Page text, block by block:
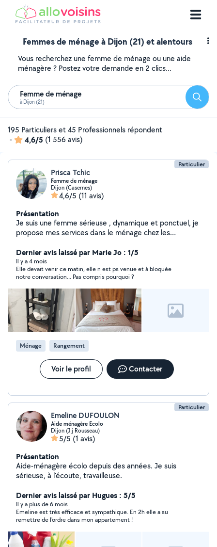
Femmes de ménage à Dijon (21) et alentours
Vous recherchez une femme de ménage ou une aide
ménagère ? Postez votre demande en 2 clics...
Femme de ménage
à Dijon (21)
195 Particuliers et 45 Professionnels répondent
-
4,6/5 (1 556 avis)
Particulier
Prisca Tchic
Femme de ménage
Dijon (Casernes)
4,6/5 (11 avis)
Présentation
Je suis une femme sérieuse , dynamique et ponctuel, je
propose mes services dans le ménage chez les
jours à l'écoute de vos besoins, n'hésitez pas à me
contacter si besoin, je saurais vous donner satisfaction
merci.
Dernier avis laissé par Marie Jo : 1/5
Il y a 4 mois
Elle devait venir ce matin, elle n est ps venue et à bloquée
notre conversation... Pas compris pourquoi ?
Ménage Rangement
Voir le profil Contacter
Particulier
Emeline DUFOULON
Aide ménagère Ecolo
Dijon (J j Rousseau)
5/5 (1 avis)
Présentation
Aide-ménagère écolo depuis des années. Je suis
sérieuse, à l'écoute, travailleuse.
Dernier avis laissé par Hugues : 5/5
Il y a plus de 6 mois
Emeline est très efficace et sympathique. En 2h elle a su
remettre de l'ordre dans mon appartement !